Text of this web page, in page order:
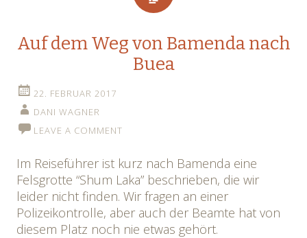
Auf dem Weg von Bamenda nach
Buea
22. FEBRUAR 2017
DANI WAGNER
LEAVE A COMMENT
Im Reiseführer ist kurz nach Bamenda eine
Felsgrotte “Shum Laka” beschrieben, die wir
leider nicht finden. Wir fragen an einer
Polizeikontrolle, aber auch der Beamte hat von
diesem Platz noch nie etwas gehört.